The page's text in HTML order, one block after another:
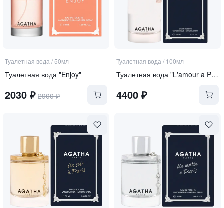
Туалетная вода /50мл
Туалетная вода "Enjoy"
2030 ₽ 2900₽
Туалетная вода / 100мл
Туалетная вода "L'amour a Paris"
4400₽